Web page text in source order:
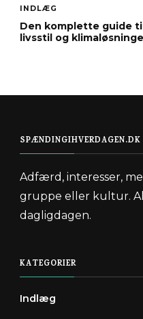
INDLÆG
Den komplette guide
livsstil og
SPÆNDINGIHVERDAGEN.DK
Adfærd, interesser,
gruppe eller kultur.
dagligdagen.
KATEGORIER
Indlæg